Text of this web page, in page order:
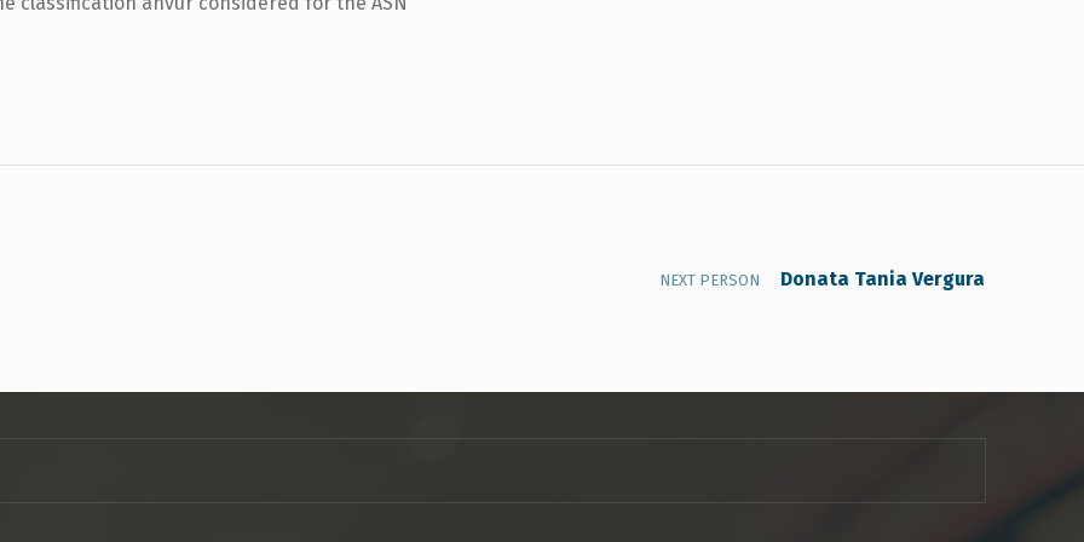
NEXT PERSON Donata Tania Vergura